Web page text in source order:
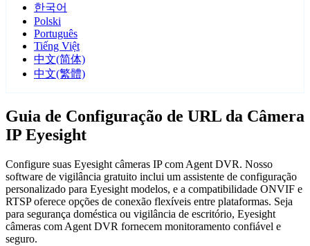
한국어
Polski
Português
Tiếng Việt
中文(简体)
中文(繁體)
Guia de Configuração de URL da Câmera
IP Eyesight
Configure suas Eyesight câmeras IP com Agent DVR. Nosso
software de vigilância gratuito inclui um assistente de configuração
personalizado para Eyesight modelos, e a compatibilidade ONVIF e
RTSP oferece opções de conexão flexíveis entre plataformas. Seja
para segurança doméstica ou vigilância de escritório, Eyesight
câmeras com Agent DVR fornecem monitoramento confiável e
seguro.